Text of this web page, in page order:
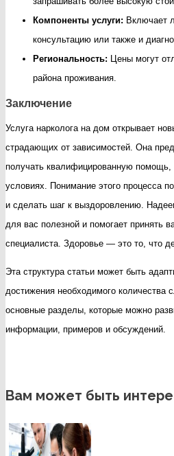
Компоненты услуги: Включает
консультацию или также и
Региональность: Цены могут
района проживания.
Заключение
Услуга нарколога на дом открывает
страдающих от зависимостей. Она
получать квалифицированную помощь,
условиях. Понимание этого процесса
и сделать шаг к выздоровлению.
для вас полезной и помогает принять
специалиста. Здоровье — это то, что
Эта структура статьи может быть
достижения необходимого количества
основные разделы, которые можно
информации, примеров и обсуждений.
Вам может быть